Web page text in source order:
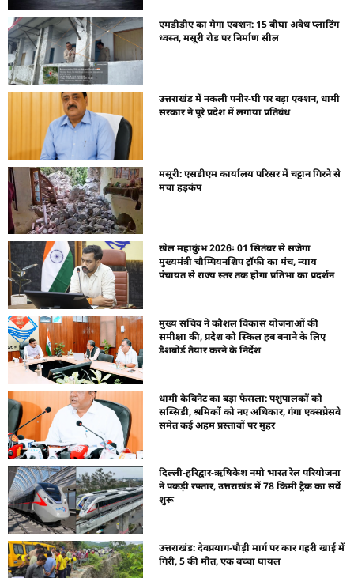
एमडीडीए का मेगा एक्शन: 15 बीघा अवैध प्लाटिंग
ध्वस्त, मसूरी रोड पर निर्माण सील
उत्तराखंड में नकली पनीर-घी पर बड़ा एक्शन, धामी
सरकार ने पूरे प्रदेश में लगाया प्रतिबंध
मसूरी: एसडीएम कार्यालय परिसर में चट्टान गिरने से
मचा हड़कंप
खेल महाकुंभ 2026ः 01 सितंबर से सजेगा
मुख्यमंत्री चौम्पियनशिप ट्रॉफी का मंच, न्याय
पंचायत से राज्य स्तर तक होगा प्रतिभा का प्रदर्शन
मुख्य सचिव ने कौशल विकास योजनाओं की
समीक्षा की, प्रदेश को स्किल हब बनाने के लिए
डैशबोर्ड तैयार करने के निर्देश
धामी कैबिनेट का बड़ा फैसला: पशुपालकों को
सब्सिडी, श्रमिकों को नए अधिकार, गंगा एक्सप्रेसवे
समेत कई अहम प्रस्तावों पर मुहर
दिल्ली-हरिद्वार-ऋषिकेश नमो भारत रेल परियोजना
ने पकड़ी रफ्तार, उत्तराखंड में 78 किमी ट्रैक का सर्वे
शुरू
उत्तराखंड: देवप्रयाग-पौड़ी मार्ग पर कार गहरी खाई में
गिरी, 5 की मौत, एक बच्चा घायल